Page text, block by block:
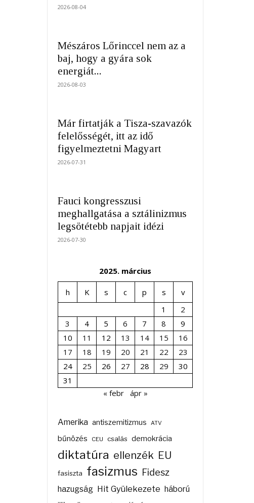
2026-08-04
Mészáros Lőrinccel nem az a
baj, hogy a gyára sok
energiát...
2026-08-03
Már firtatják a Tisza-szavazók
felelősségét, itt az idő
figyelmeztetni Magyart
2026-07-31
Fauci kongresszusi
meghallgatása a sztálinizmus
legsötétebb napjait idézi
2026-07-30
2025. március
h K s c p s
v
1
2
3
4 5 6 7 8
9
10
11 12 13 14 15
16
17
18 19 20 21 22
23
24
25 26 27 28 29
30
31
« febr
ápr »
Amerika antiszemitizmus ATV
bűnözés CEU csalás demokrácia
diktatúra ellenzék EU
fasiszta fasizmus Fidesz
hazugság Hit Gyülekezete háború